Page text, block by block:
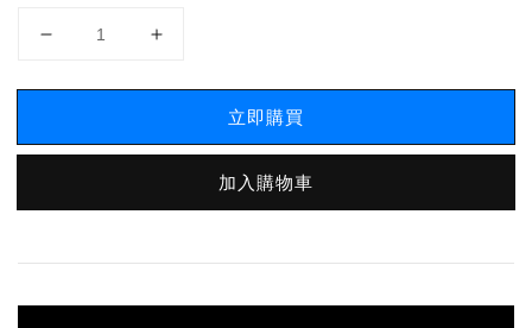
立即購買
加入購物車